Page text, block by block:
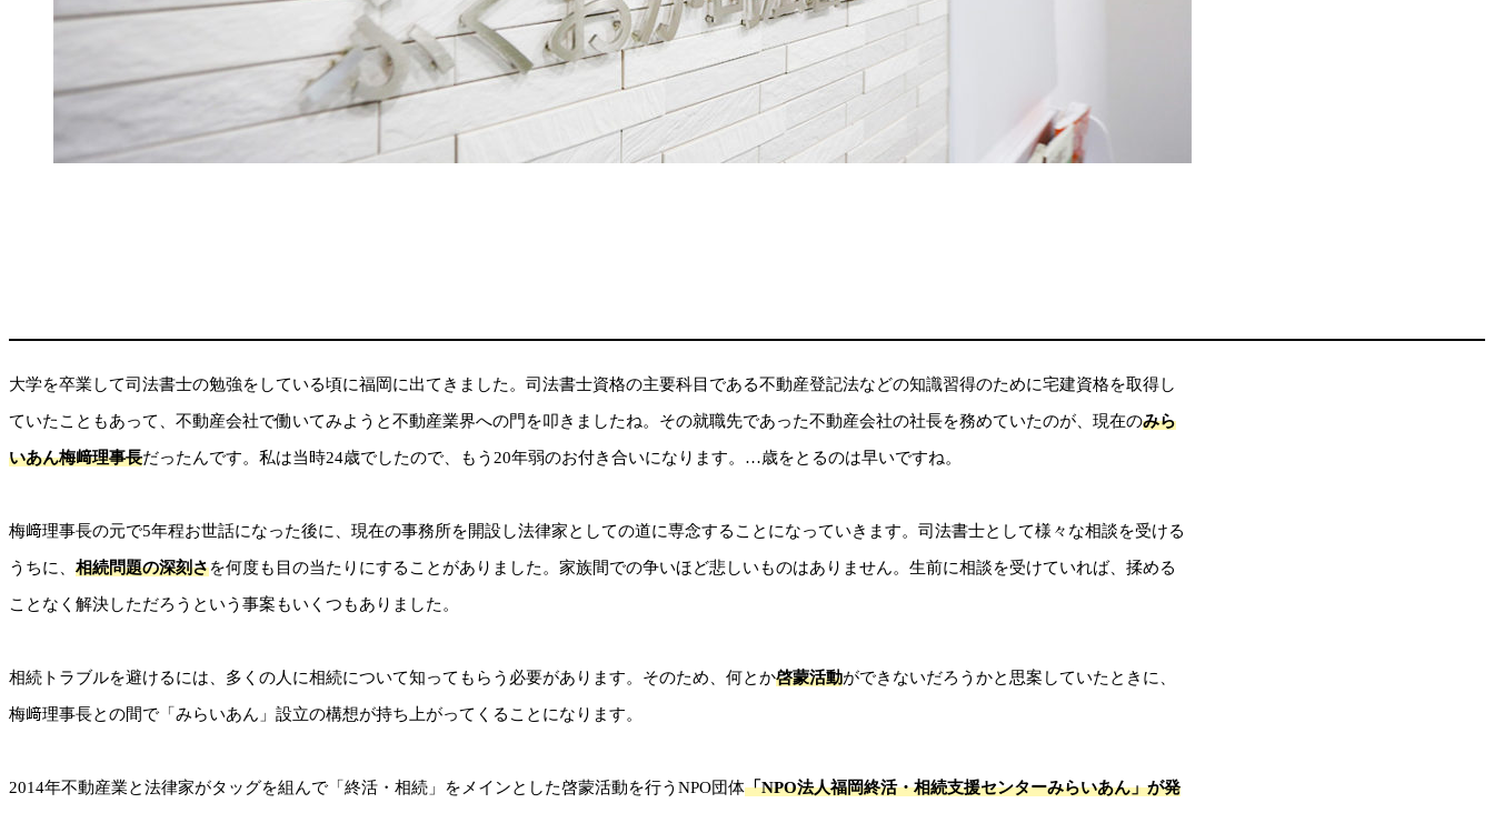
大学を卒業して司法書士の勉強をしている頃に福岡に出てきました。司法書士資格の主要科目である不動産登記法などの知識習得のために宅建資格を取得し
ていたこともあって、不動産会社で働いてみようと不動産業界への門を叩きましたね。その就職先であった不動産会社の社長を務めていたのが、現在のみら
いあん梅﨑理事長だったんです。私は当時24歳でしたので、もう20年弱のお付き合いになります。…歳をとるのは早いですね。
梅﨑理事長の元で5年程お世話になった後に、現在の事務所を開設し法律家としての道に専念することになっていきます。司法書士として様々な相談を受ける
うちに、 相続問題の深刻さを何度も目の当たりにすることがありました。家族間での争いほど悲しいものはありません。生前に相談を受けていれば、揉める
ことなく解決しただろうという事案もいくつもありました。
相続トラブルを避けるには、多くの人に相続について知ってもらう必要があります。そのため、何とか啓蒙活動ができないだろうかと思案していたときに、
梅﨑理事長との間で「みらいあん」設立の構想が持ち上がってくることになります。
2014年不動産業と法律家がタッグを組んで「終活・相続」をメインとした啓蒙活動を行うNPO団体「NPO法人福岡終活・相続支援センターみらいあん」が発